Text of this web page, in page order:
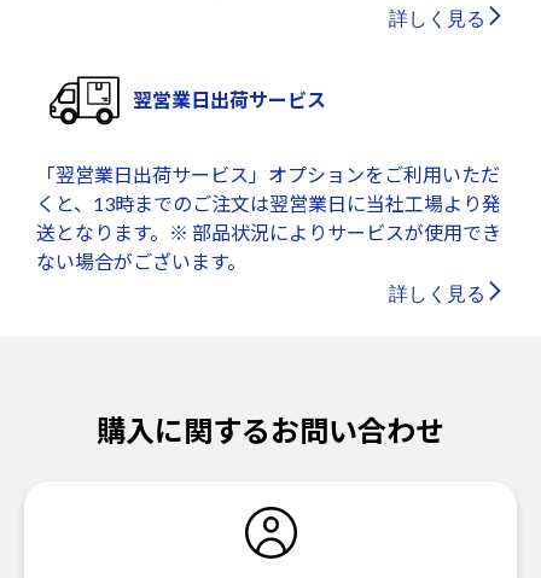
詳しく見る
翌営業日出荷サービス
「翌営業日出荷サービス」オプションをご利用いただ
くと、13時までのご注文は翌営業日に当社工場より発
送となります。※ 部品状況によりサービスが使用でき
ない場合がございます。
詳しく見る
購入に関するお問い合わせ